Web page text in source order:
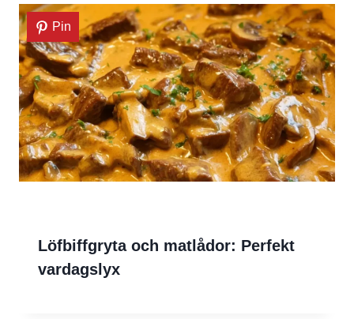
Pin
Löfbiffgryta och matlådor: Perfekt
vardagslyx